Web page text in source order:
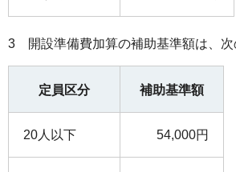
3 開設準備費加算の補助基準額は、次
定員区分 補助基準額
20人以下 54,000円